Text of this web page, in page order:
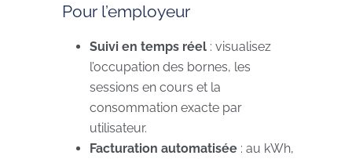
Pour l’employeur
Suivi en temps réel : visualisez
l’occupation des bornes, les
sessions en cours et la
consommation exacte par
utilisateur.
Facturation automatisée : au kWh,